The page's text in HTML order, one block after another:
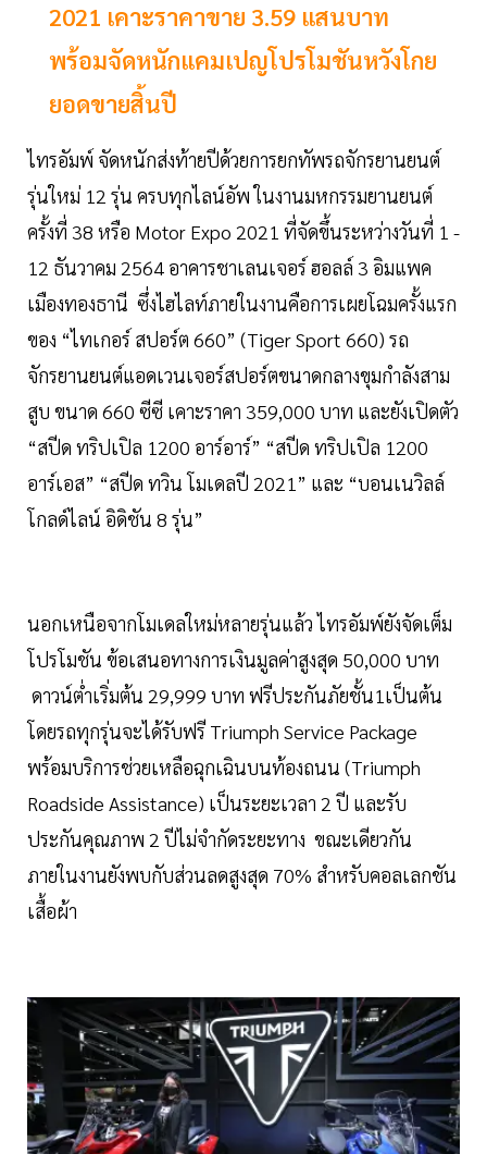
2021 เคาะราคาขาย 3.59 แสนบาท
พร้อมจัดหนักแคมเปญโปรโมชันหวังโกย
ยอดขายสิ้นปี
ไทรอัมพ์ จัดหนักส่งท้ายปีด้วยการยกทัพรถจักรยานยนต์
รุ่นใหม่ 12 รุ่น ครบทุกไลน์อัพ ในงานมหกรรมยานยนต์
ครั้งที่ 38 หรือ Motor Expo 2021 ที่จัดขึ้นระหว่างวันที่ 1 -
12 ธันวาคม 2564 อาคารชาเลนเจอร์ ฮอลล์ 3 อิมแพค
เมืองทองธานี ซึ่งไฮไลท์ภายในงานคือการเผยโฉมครั้งแรก
ของ “ไทเกอร์ สปอร์ต 660” (Tiger Sport 660) รถ
จักรยานยนต์แอดเวนเจอร์สปอร์ตขนาดกลางขุมกำลังสาม
สูบ ขนาด 660 ซีซี เคาะราคา 359,000 บาท และยังเปิดตัว
“สปีด ทริปเปิล 1200 อาร์อาร์” “สปีด ทริปเปิล 1200
อาร์เอส” “สปีด ทวิน โมเดลปี 2021” และ “บอนเนวิลล์
โกลด์ไลน์ อิดิชัน 8 รุ่น”
นอกเหนือจากโมเดลใหม่หลายรุ่นแล้ว ไทรอัมพ์ยังจัดเต็ม
โปรโมชัน ข้อเสนอทางการเงินมูลค่าสูงสุด 50,000 บาท
ดาวน์ต่ำเริ่มต้น 29,999 บาท ฟรีประกันภัยชั้น1เป็นต้น
โดยรถทุกรุ่นจะได้รับฟรี Triumph Service Package
พร้อมบริการช่วยเหลือฉุกเฉินบนท้องถนน (Triumph
Roadside Assistance) เป็นระยะเวลา 2 ปี และรับ
ประกันคุณภาพ 2 ปีไม่จำกัดระยะทาง ขณะเดียวกัน
ภายในงานยังพบกับส่วนลดสูงสุด 70% สำหรับคอลเลกชัน
เสื้อผ้า